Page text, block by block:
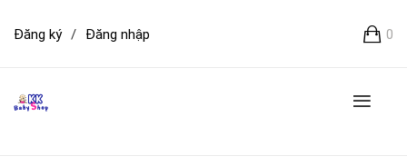
0
Đăng ký / Đăng nhập